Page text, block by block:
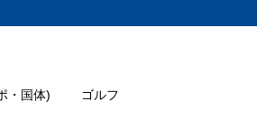
・国体) ゴルフ